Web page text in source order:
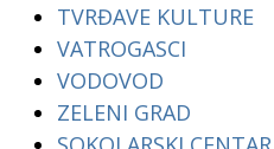
TVRĐAVE KULTURE
VATROGASCI
VODOVOD
ZELENI GRAD